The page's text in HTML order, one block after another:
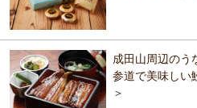
旅館＆グランピングリゾ
HANASANSUI－
渓谷別庭 もちの木
三日月シーパークホテル
HANASANSUI－
渓谷別庭 もちの木
養老渓谷温泉 秘湯の宿
成田山周辺のう
参道で美味しい
＞